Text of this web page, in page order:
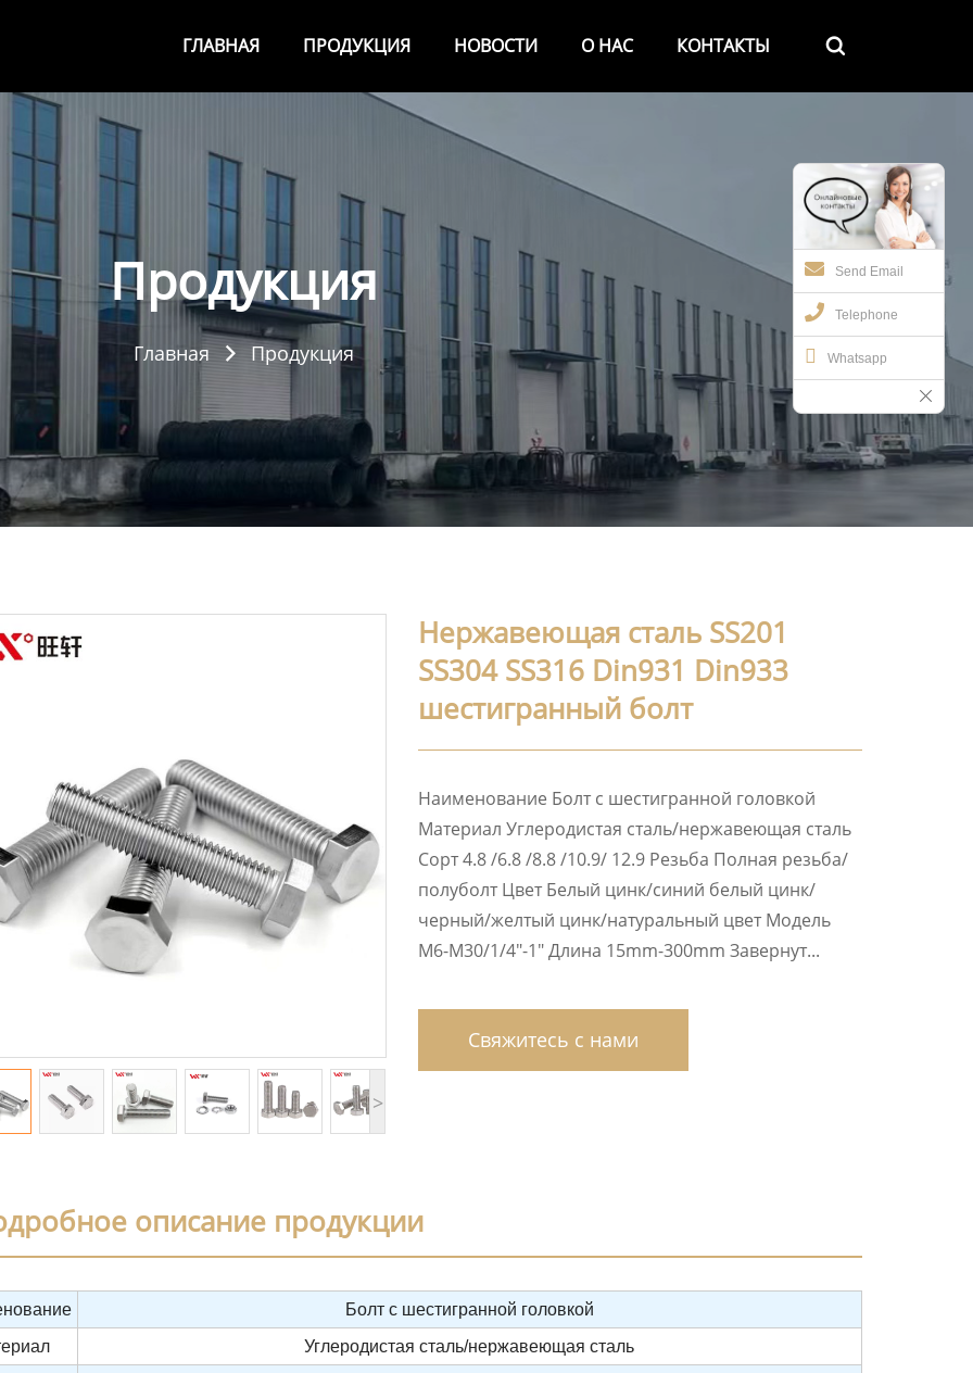
ГЛАВНАЯ ПРОДУКЦИЯ НОВОСТИ О НАС КОНТАКТЫ 
Send Email
Telephone
Whatsapp
Продукция
Главная  Продукция
>
Нержавеющая сталь SS201
SS304 SS316 Din931 Din933
шестигранный болт
Наименование Болт с шестигранной головкой
Материал Углеродистая сталь/нержавеющая сталь
Сорт 4.8 /6.8 /8.8 /10.9/ 12.9 Резьба Полная резьба/
полуболт Цвет Белый цинк/синий белый цинк/
черный/желтый цинк/натуральный цвет Модель
M6-M30/1/4″-1″ Длина 15mm-300mm Завернут...
Свяжитесь с нами
описание продукции
Болт с шестигранной головкой
Углеродистая сталь/нержавеющая сталь